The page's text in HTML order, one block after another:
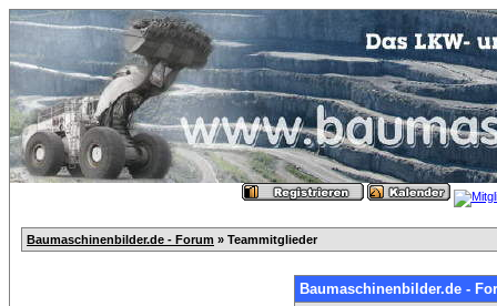
Baumaschinenbilder.de - Forum » Teammitglieder
Baumaschinenbilder.de -